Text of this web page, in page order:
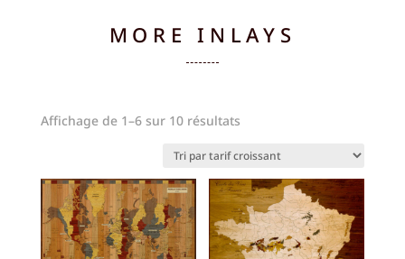
MORE INLAYS
Affichage de 1–6 sur 10 résultatsTrié
prix
croissant